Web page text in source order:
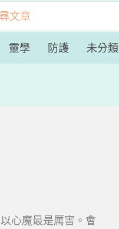
靈學 防護 未分類
心魔最是厲害。會